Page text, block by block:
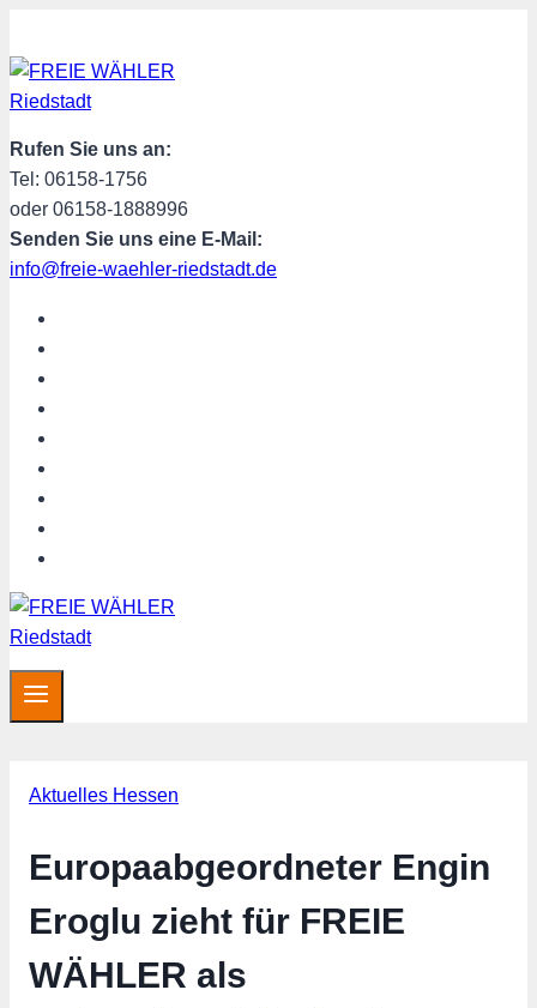
Inhalt
springen
Rufen Sie uns an:
Tel: 06158-1756
oder 06158-1888996
Senden Sie uns eine E-Mail:
info@freie-waehler-riedstadt.de
Aktuelles Hessen
Europaabgeordneter Engin
Eroglu zieht für FREIE
WÄHLER als